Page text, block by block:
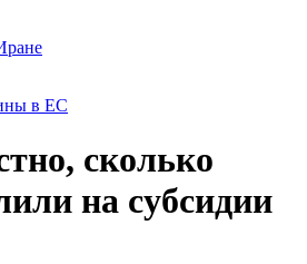
в ЕС
сколько
на субсидии